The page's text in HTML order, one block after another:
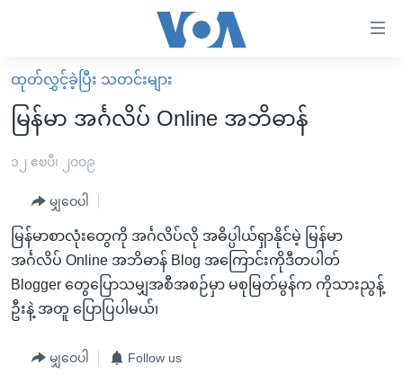
လွယ်ကူ
စေ
Link
များ
ပင်မ
အကြောင်းအရာ
သို့
ကျော်
မူလစာမျက်နှာ
မြန်မာ
ကမ္ဘာ့သတင်းများ
နိုင်ငံတကာ
အမေရိကန်
တရုတ်
အစ္စရေး-ပါလက်စတိုင်း
သတင်းလွတ်လပ်ခွင့်
ရပ်ဝန်းတခု လမ်းတခု အလွန်
အင်္ဂလိပ်စာလေ့လာမယ်
အမေရိကန်သုံးအီဒီယံ
မကြေးမုံရဲ့ အင်္ဂလိပ်စာ
အပတ်စဉ်ကဏ္ဍများ
ရေဒီယို
ရေဒီယိုနှင့်ရုပ်သံ အချက်အလက်များ
ထုတ်လွှင့်ခဲ့ပြီး သတင်းများ
မြန်မာ အင်္ဂလိပ် Online အဘိဓာန်
၁၂ ဧၿပီ၊ ၂၀၀၉
မျှဝေပါ
မြန်မာစာလုံးတွေကို အင်္ဂလိပ်လို အဓိပ္ပါယ်ရှာနိုင်မဲ့ မြန်မာ
အင်္ဂလိပ် Online အဘိဓာန် Blog အကြောင်းကိုဒီတပါတ်
Blogger တွေပြောသမျှအစီအစဉ်မှာ မစုမြတ်မွန်က ကိုသားညွန့်
ဦးနဲ့ အတူ ပြောပြပါမယ်၊
မျှဝေပါ Follow us